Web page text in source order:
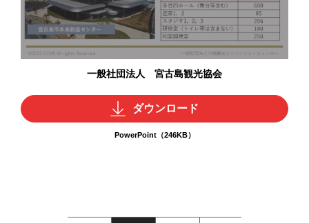
一般社団法人 宮古島観光協会
ダウンロード
PowerPoint（246KB）